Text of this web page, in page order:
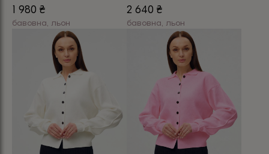
1 980 ₴
бавовна, льон
Параметри
можна
вибрати
2 640 ₴
бавовна, льон
варіантів.
Параметри
можна
вибрати